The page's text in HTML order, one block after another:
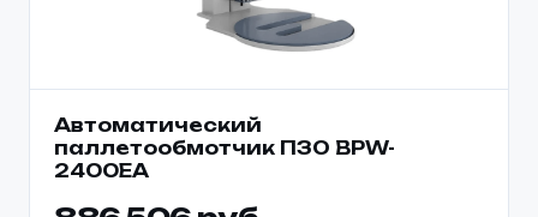
Автоматический
паллетообмотчик ПЗО BPW-
2400EA